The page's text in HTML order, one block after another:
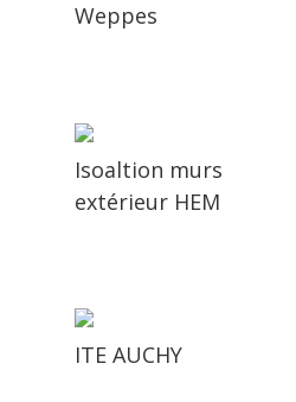
Weppes
Isoaltion murs
extérieur HEM
ITE AUCHY